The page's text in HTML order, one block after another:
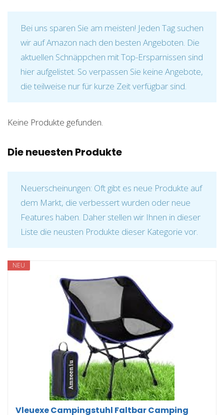
Bei uns sparen Sie am meisten! Jeden Tag suchen
wir auf Amazon nach den besten Angeboten. Die
aktuellen Schnäppchen mit Top-Ersparnissen sind
hier aufgelistet. So verpassen Sie keine Angebote,
die teilweise nur für kurze Zeit verfügbar sind.
Keine Produkte gefunden.
Die neuesten Produkte
Neuerscheinungen: Oft gibt es neue Produkte auf
dem Markt, die verbessert wurden oder neue
Features haben. Daher stellen wir Ihnen in dieser
Liste die neusten Produkte dieser Kategorie vor.
NEU
Vleuexe Campingstuhl Faltbar Camping